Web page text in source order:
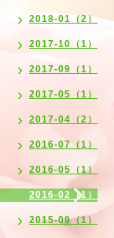
2018-01（2）
2017-10（1）
2017-09（1）
2017-05（1）
2017-04（2）
2016-07（1）
2016-05（1）
2016-02（1）
2015-09（1）